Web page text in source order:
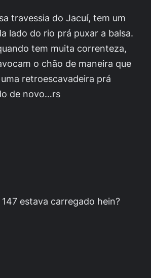
travessia do Jacuí, tem um
lado do rio prá puxar a balsa.
tem muita correnteza,
o chão de maneira que
retroescavadeira prá
de novo…rs
estava carregado hein?